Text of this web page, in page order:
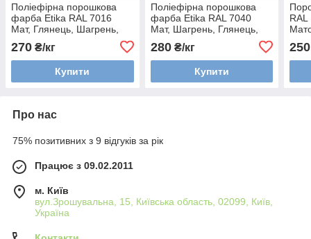
Поліефірна порошкова
фарба Etika RAL 7016
Мат, Глянець, Шагрень,
270 ₴/кг
Купити
Поліефірна порошкова
фарба Etika RAL 7040
Мат, Шагрень, Глянець,
280₴/кг
Купити
RAL
250
Про нас
75% позитивних з 9 відгуків за рік
Працює з 09.02.2011
м. Київ
вул.Зрошувальна, 15, Київська область, 02099, Київ,
Україна